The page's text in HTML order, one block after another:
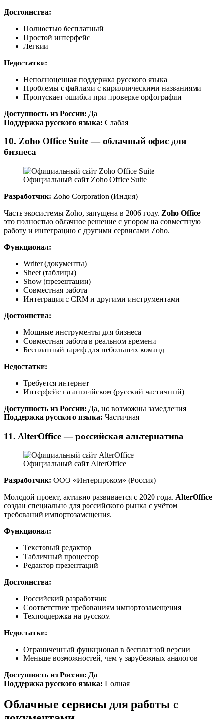
Достоинства:
Полностью бесплатный
Простой интерфейс
Лёгкий
Недостатки:
Неполноценная поддержка русского языка
Проблемы с файлами с кириллическими названиями
Пропускает ошибки при проверке орфографии
Доступность из России: Да
Поддержка русского языка: Слабая
10. Zoho Office Suite — облачный офис для
бизнеса
Официальный сайт Zoho Office Suite
Разработчик: Zoho Corporation (Индия)
Часть экосистемы Zoho, запущена в 2006 году. Zoho Office —
это полностью облачное решение с упором на совместную
работу и интеграцию с другими сервисами Zoho.
Функционал:
Writer (документы)
Sheet (таблицы)
Show (презентации)
Совместная работа
Интеграция с CRM и другими инструментами
Достоинства:
Мощные инструменты для бизнеса
Совместная работа в реальном времени
Бесплатный тариф для небольших команд
Недостатки:
Требуется интернет
Интерфейс на английском (русский частичный)
Доступность из России: Да, но возможны замедления
Поддержка русского языка: Частичная
11. AlterOffice — российская альтернатива
Официальный сайт AlterOffice
Разработчик: ООО «Интерпроком» (Россия)
Молодой проект, активно развивается с 2020 года. AlterOffice
создан специально для российского рынка с учётом
требований импортозамещения.
Функционал:
Текстовый редактор
Табличный процессор
Редактор презентаций
Достоинства:
Российский разработчик
Соответствие требованиям импортозамещения
Техподдержка на русском
Недостатки:
Ограниченный функционал в бесплатной версии
Меньше возможностей, чем у зарубежных аналогов
Доступность из России: Да
Поддержка русского языка: Полная
Облачные сервисы для работы с